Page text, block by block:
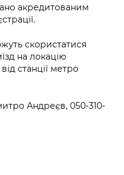
акредитованим
скористатися
на локацію
станції метро
Андреєв, 050-310-